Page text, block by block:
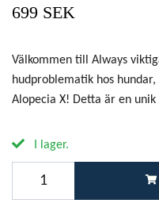
699 SEK
Välkommen till Always
hudproblematik hos
Alopecia X! Detta är en
I lager.